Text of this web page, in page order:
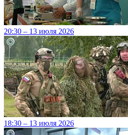
20:30 – 13 июля 2026
18:30 – 13 июля 2026